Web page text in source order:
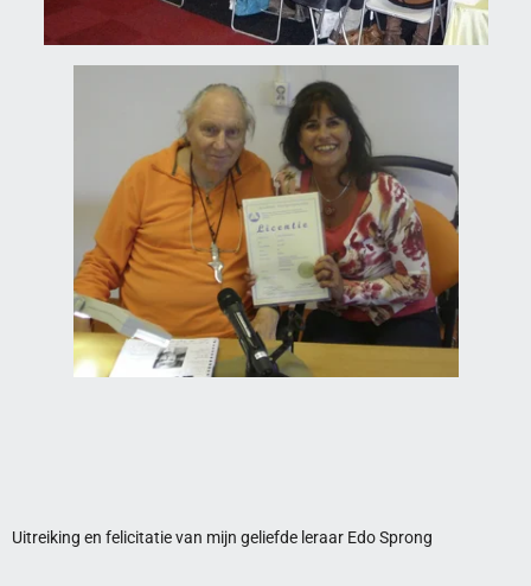
Uitreiking en felicitatie van mijn geliefde leraar Edo Sprong